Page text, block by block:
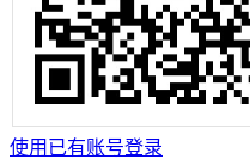
使用已有账号登录